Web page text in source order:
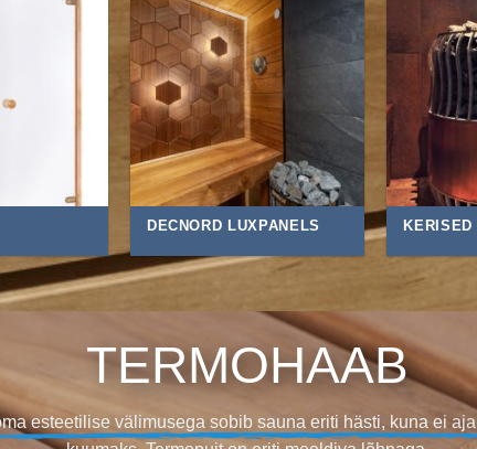
DECNORD LUXPANELS KERISED
LEPP
ja kena tekstuur teeb temast nõutava saunaruumide